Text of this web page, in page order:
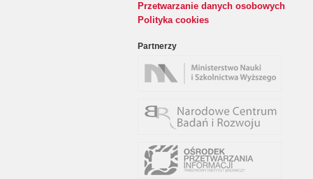
Przetwarzanie danych osobowych
Polityka cookies
Partnerzy